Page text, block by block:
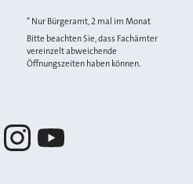
* Nur Bürgeramt, 2 mal im Monat
Bitte beachten Sie, dass Fachämter
vereinzelt abweichende
Öffnungszeiten haben können.